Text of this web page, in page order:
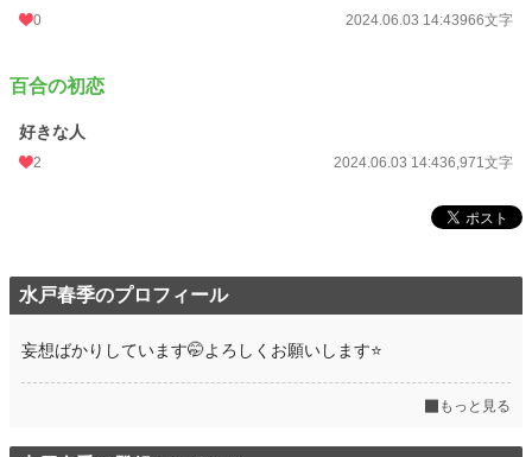
月間ポイント
累計ポイント
0 2024.06.03 14:43966文字
百合の初恋
好きな人
2 2024.06.03 14:436,971文字
水戸春季のプロフィール
妄想ばかりしています🤭よろしくお願いします⭐
もっと見る